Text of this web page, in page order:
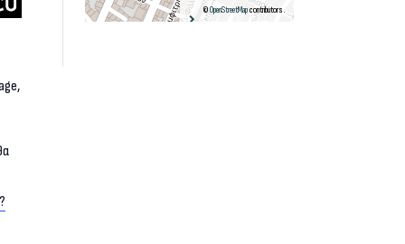
©OpenStreetMapcontributors.